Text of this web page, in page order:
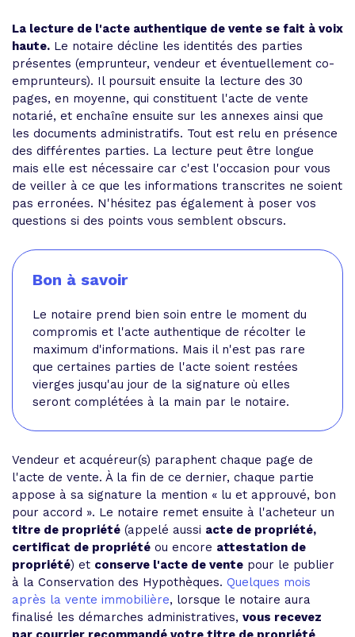
La lecture de l'acte authentique de vente se fait à voix
haute. Le notaire décline les identités des parties
présentes (emprunteur, vendeur et éventuellement co-
emprunteurs). Il poursuit ensuite la lecture des 30
pages, en moyenne, qui constituent l'acte de vente
notarié, et enchaîne ensuite sur les annexes ainsi que
les documents administratifs. Tout est relu en présence
des différentes parties. La lecture peut être longue
mais elle est nécessaire car c'est l'occasion pour vous
de veiller à ce que les informations transcrites ne soient
pas erronées. N'hésitez pas également à poser vos
questions si des points vous semblent obscurs.
Bon à savoir
Le notaire prend bien soin entre le moment du
compromis et l'acte authentique de récolter le
maximum d'informations. Mais il n'est pas rare
que certaines parties de l'acte soient restées
vierges jusqu'au jour de la signature où elles
seront complétées à la main par le notaire.
Vendeur et acquéreur(s) paraphent chaque page de
l'acte de vente. À la fin de ce dernier, chaque partie
appose à sa signature la mention « lu et approuvé, bon
pour accord ». Le notaire remet ensuite à l'acheteur un
titre de propriété (appelé aussi acte de propriété,
certificat de propriété ou encore attestation de
propriété) et conserve l'acte de vente pour le publier
à la Conservation des Hypothèques. Quelques mois
après la vente immobilière, lorsque le notaire aura
finalisé les démarches administratives, vous recevez